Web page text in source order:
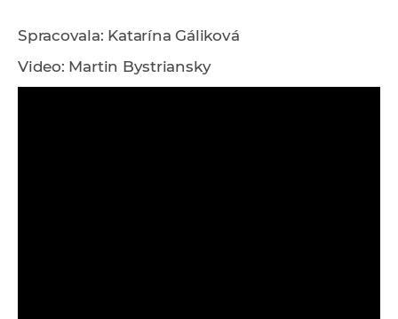
Spracovala: Katarína Gáliková
Video: Martin Bystriansky